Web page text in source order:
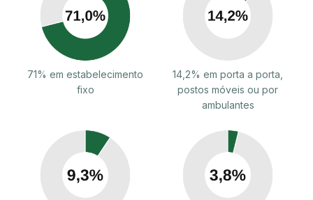
71% em estabelecimento
fixo
14,2% em porta a porta,
postos móveis ou por
ambulantes